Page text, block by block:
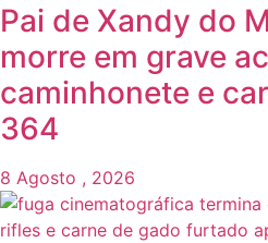
Pai de Xandy do
morre em grave
caminhonete e
364
8 Agosto , 2026